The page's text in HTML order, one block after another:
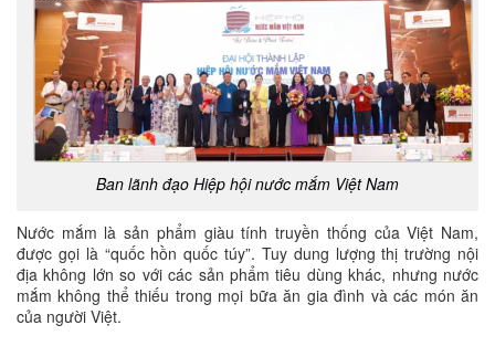
Ban lãnh đạo Hiệp hội nước mắm Việt Nam
Nước mắm là sản phẩm giàu tính truyền thống của Việt Nam,
được gọi là “quốc hồn quốc túy”. Tuy dung lượng thị trường nội
địa không lớn so với các sản phẩm tiêu dùng khác, nhưng nước
mắm không thể thiếu trong mọi bữa ăn gia đình và các món ăn
của người Việt.